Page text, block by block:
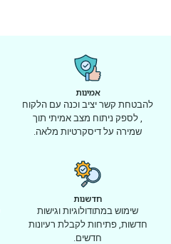
אמינות
להבטחת קשר יציב וכנה עם הלקוח
, לספק ניתוח מצב אמיתי תוך
שמירה על דיסקרטיות מלאה.
חדשנות
שימוש במתודולוגיות וגישות
חדשות, פתיחות לקבלת רעיונות
חדשים.